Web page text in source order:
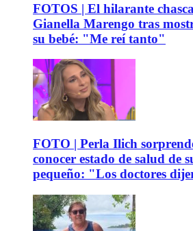
FOTOS | El hilarante
Gianella Marengo tras
su bebé: "Me reí tanto"
FOTO | Perla Ilich
conocer estado de salud de
pequeño: "Los doctores